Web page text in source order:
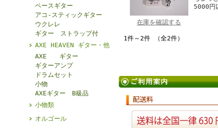
ベースギター
アコ-スティックギター
ウクレレ
ギター ストラップ付
AXE HEAVEN ギター・他
AXE ギター
ギターアンプ
ドラムセット
小物
AXEギター B級品
小物類
オルゴール
在庫を確認する
5000円
1件～2件 （全2件）